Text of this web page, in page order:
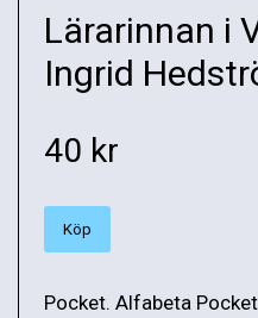
Lärarinnan i
Ingrid
40 kr
Köp
Pocket. Alfabeta